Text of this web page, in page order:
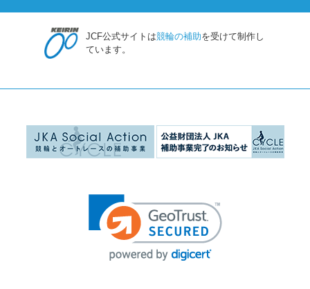
JCF公式サイトは競輪の補助を受けて制作し
ています。